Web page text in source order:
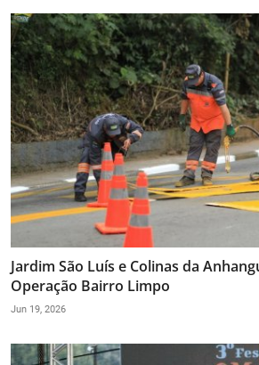
Jardim São Luís e Colinas da
Operação Bairro Limpo
Jun 19, 2026